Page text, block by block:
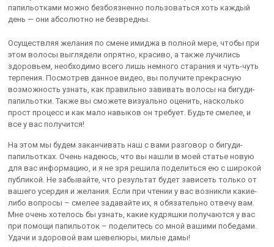
папильотками можно безбоязненно пользоваться хоть каждый
день — они абсолютно не безвредны.
Осуществляя желания по смене имиджа в полной мере, чтобы при
этом волосы выглядели опрятно, красиво, а также лучились
здоровьем, необходимо всего лишь немного старания и чуть-чуть
терпения. Посмотрев данное видео, вы получите прекрасную
возможность узнать, как правильно завивать волосы на бигуди-
папильотки. Также вы сможете визуально оценить, насколько
прост процесс и как мало навыков он требует. Будьте смелее, и
все у вас получится!
На этом мы будем заканчивать наш с вами разговор о бигуди-
папильотках. Очень надеюсь, что вы нашли в моей статье новую
для вас информацию, и я не зря решила поделиться ею с широкой
публикой. Не забывайте, что результат будет зависеть только от
вашего усердия и желания. Если при чтении у вас возникли какие-
либо вопросы – смелее задавайте их, я обязательно отвечу вам.
Мне очень хотелось бы узнать, какие кудряшки получаются у вас
при помощи папильоток – поделитесь со мной вашими победами.
Удачи и здоровой вам шевелюры, милые дамы!